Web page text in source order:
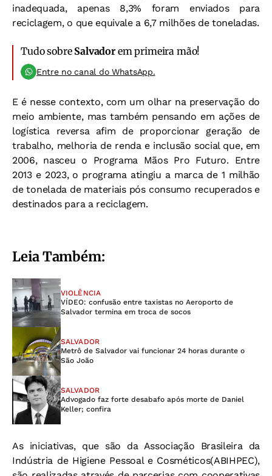
inadequada, apenas 8,3% foram enviados para
reciclagem, o que equivale a 6,7 milhões de toneladas.
Tudo sobre Salvadorem primeira mão!
Entre no canal do WhatsApp.
E é nesse contexto, com um olhar na preservação do
meio ambiente, mas também pensando em ações de
logística reversa afim de proporcionar geração de
trabalho, melhoria de renda e inclusão social que, em
2006, nasceu o Programa Mãos Pro Futuro. Entre
2013 e 2023, o programa atingiu a marca de 1 milhão
de tonelada de materiais pós consumo recuperados e
destinados para a reciclagem.
Leia Também:
VIOLÊNCIA
VÍDEO: confusão entre taxistas no Aeroporto de
Salvador termina em troca de socos
SALVADOR
Metrô de Salvador vai funcionar 24 horas durante o
São João
SALVADOR
Advogado faz forte desabafo após morte de Daniel
Keller; confira
As iniciativas, que são da Associação Brasileira da
Indústria de Higiene Pessoal e Cosméticos(ABIHPEC),